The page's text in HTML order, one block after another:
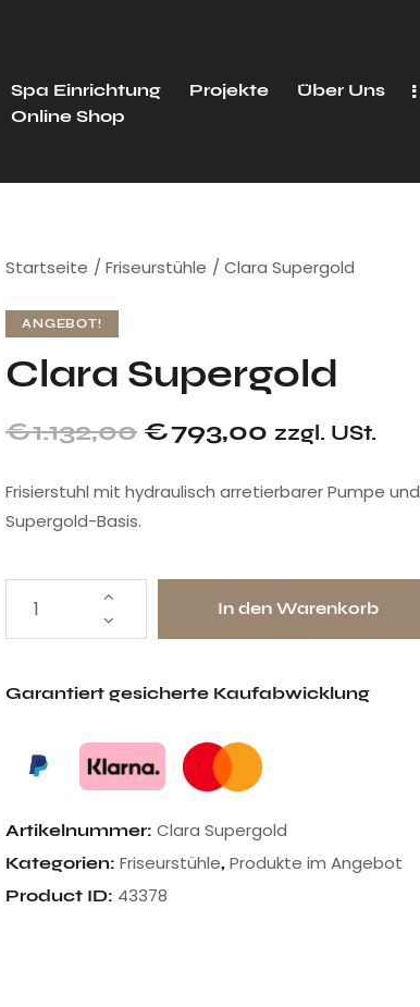
Spa Einrichtung
Online Shop
Projekte Über Uns
Startseite Friseurstühle Clara Supergold
ANGEBOT!
Clara Supergold
€1.132,00 €793,00 zzgl. USt.
Frisierstuhl mit hydraulisch arretierbarer Pumpe und
Supergold-Basis.
In den Warenkorb
Garantiert gesicherte Kaufabwicklung
Artikelnummer: Clara Supergold
Kategorien: Friseurstühle, Produkte im Angebot
Product ID: 43378